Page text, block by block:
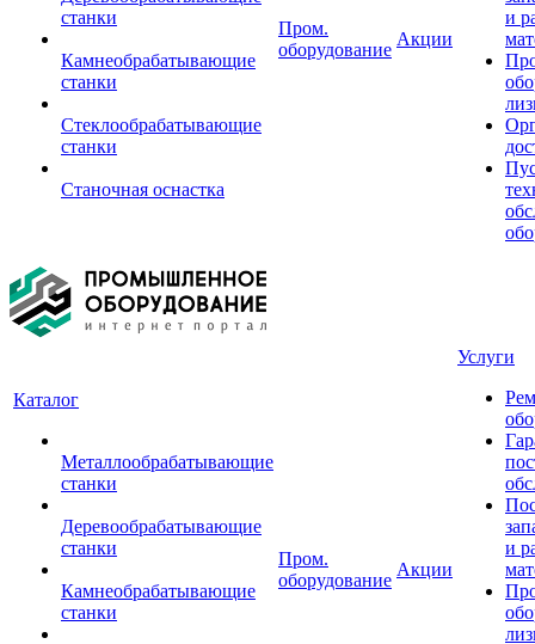
станки
Камнеобрабатывающие
станки
Стеклообрабатывающие
станки
Станочная оснастка
Пром.
оборудование
Акции
и
Каталог
Металлообрабатывающие
станки
Деревообрабатывающие
станки
Камнеобрабатывающие
станки
Пром.
оборудование
Акции
Услуги
и